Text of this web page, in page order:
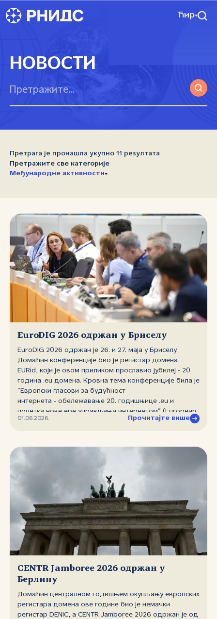
Ћир
НОВОСТИ
Претрага је пронашла укупно 11 резултата
Претражите све категорије
Међународне активности
EuroDIG 2026 одржан у Бриселу
EuroDIG 2026 одржан је 26. и 27. маја у Бриселу.
Домаћин конференције био је регистар домена
EURid, који је овом приликом прославио јубилеј ‑ 20
година .eu домена. Кровна тема конференције била је
”Европски гласови за будућност
интернета ‑ обележавање 20. годишњице .eu и
почетка нове ере управљања интернетом” (European
Voices for the Future of the Internet ‑ Celebrating 20
RIPE NCC и други институционални партнери и
01.06.2026. Прочитајте више
CENTR Jamboree 2026 одржан у
Берлину
Домаћин централном годишњем окупљању европских
регистара домена ове године био је немачки
регистар DENIC, a CENTR Jamboree 2026 одржан је од